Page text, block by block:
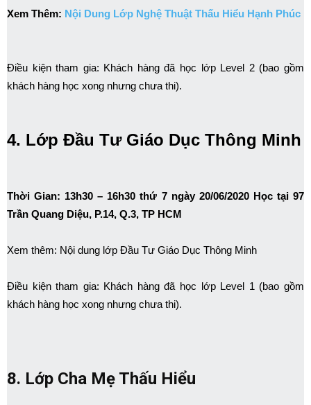
Xem Thêm: Nội Dung Lớp Nghệ Thuật Thấu Hiểu Hạnh Phúc
Điều kiện tham gia: Khách hàng đã học lớp Level 2 (bao gồm
khách hàng học xong nhưng chưa thi).
4. Lớp Đầu Tư Giáo Dục Thông Minh
Thời Gian: 13h30 – 16h30 thứ 7 ngày 20/06/2020 Học tại 97
Trần Quang Diệu, P.14, Q.3, TP HCM
Xem thêm: Nội dung lớp Đầu Tư Giáo Dục Thông Minh
Điều kiện tham gia: Khách hàng đã học lớp Level 1 (bao gồm
khách hàng học xong nhưng chưa thi).
8. Lớp Cha Mẹ Thấu Hiểu